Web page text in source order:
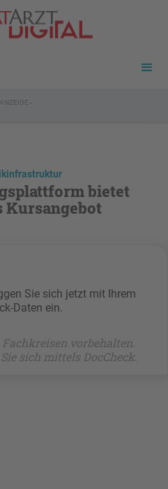
-
bietet
Kursangebot
Sie sich jetzt mit Ihrem
Daten ein.
vorbehalten.
sich mittels DocCheck.